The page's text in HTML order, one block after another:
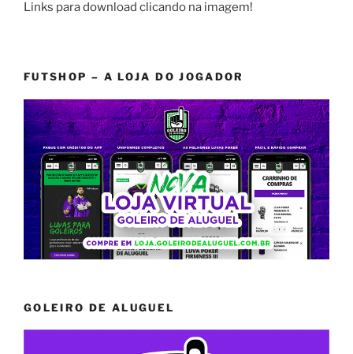
Links para download clicando na imagem!
FUTSHOP – A LOJA DO JOGADOR
GOLEIRO DE ALUGUEL